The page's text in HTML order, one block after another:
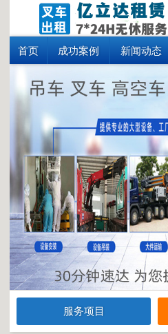
首页 成功案例 新闻动态
服务项目